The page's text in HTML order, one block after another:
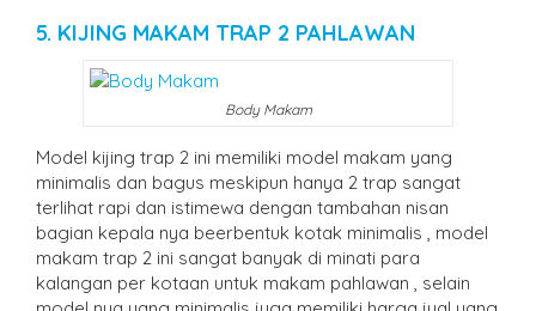
5. KIJING MAKAM TRAP 2 PAHLAWAN
Body Makam
Model kijing trap 2 ini memiliki model makam yang
minimalis dan bagus meskipun hanya 2 trap sangat
terlihat rapi dan istimewa dengan tambahan nisan
bagian kepala nya beerbentuk kotak minimalis , model
makam trap 2 ini sangat banyak di minati para
kalangan per kotaan untuk makam pahlawan , selain